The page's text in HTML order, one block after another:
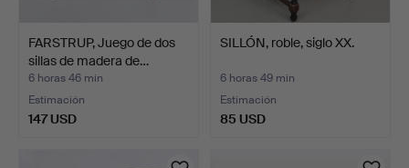
FARSTRUP, Juego de dos
sillas de madera de…
6 horas 46 min
Estimación
147 USD
SILLÓN, roble, siglo XX.
6 horas 49 min
Estimación
85 USD